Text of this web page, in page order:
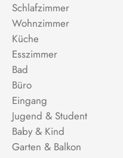
Schlafzimmer
Wohnzimmer
Küche
Esszimmer
Bad
Büro
Eingang
Jugend & Student
Baby & Kind
Garten & Balkon